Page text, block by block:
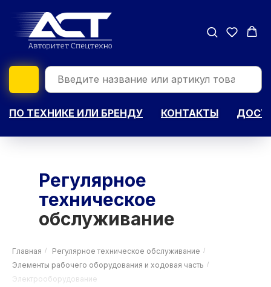
ПО ТЕХНИКЕ ИЛИ БРЕНДУ КОНТАКТЫ
Регулярное
техническое
обслуживание
Главная / Регулярное техническое обслуживание /
Элементы рабочего оборудования и ходовая часть /
Электрооборудование